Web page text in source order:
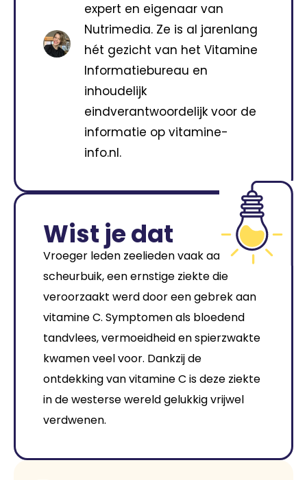
expert en eigenaar van
Nutrimedia. Ze is al jarenlang
hét gezicht van het Vitamine
Informatiebureau en
inhoudelijk
eindverantwoordelijk voor de
informatie op vitamine-
info.nl.
Wist je dat
Vroeger leden zeelieden vaak aan
scheurbuik, een ernstige ziekte die
veroorzaakt werd door een gebrek aan
vitamine C. Symptomen als bloedend
tandvlees, vermoeidheid en spierzwakte
kwamen veel voor. Dankzij de
ontdekking van vitamine C is deze ziekte
in de westerse wereld gelukkig vrijwel
verdwenen.